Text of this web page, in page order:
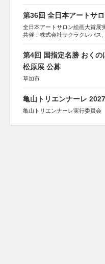
第36回 全日本アートサ
全日本アートサロン絵画大賞展
共催：株式会社サクラクレパス
第4回 国指定名勝 おくの
松原展 公募
草加市
亀山トリエンナーレ 2027
亀山トリエンナーレ実行委員会